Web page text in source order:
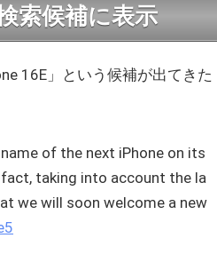
索候補に表示
16E」という候補が出てきた
of the next iPhone on its
taking into account the la
we will soon welcome a new